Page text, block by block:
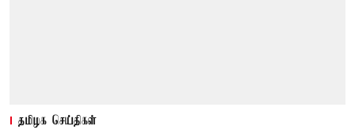
தமிழக செய்திகள்